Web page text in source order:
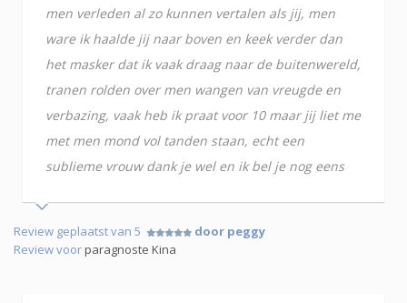
men verleden al zo kunnen vertalen als jij, men
ware ik haalde jij naar boven en keek verder dan
het masker dat ik vaak draag naar de buitenwereld,
tranen rolden over men wangen van vreugde en
verbazing, vaak heb ik praat voor 10 maar jij liet me
met men mond vol tanden staan, echt een
sublieme vrouw dank je wel en ik bel je nog eens
Review geplaatst van 5
door peggy
Review voorparagnoste Kina